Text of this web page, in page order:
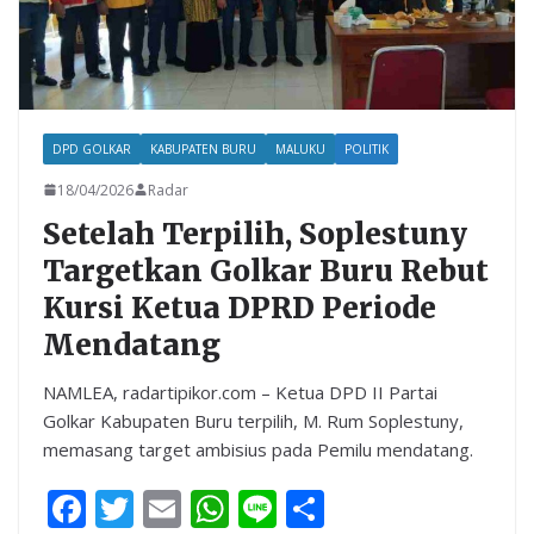
DPD GOLKAR KABUPATEN BURU MALUKU POLITIK
18/04/2026 Radar
Setelah Terpilih, Soplestuny
Targetkan Golkar Buru Rebut
Kursi Ketua DPRD Periode
Mendatang
NAMLEA, radartipikor.com – Ketua DPD II Partai
Golkar Kabupaten Buru terpilih, M. Rum Soplestuny,
memasang target ambisius pada Pemilu mendatang.
F T E W Li